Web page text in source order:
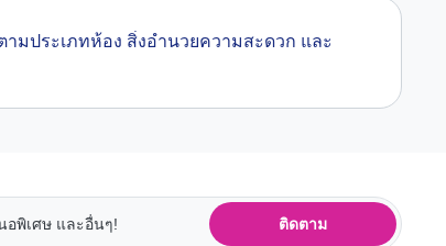
ประเภทห้อง สิ่งอำนวยความสะดวก และ
ติดตาม